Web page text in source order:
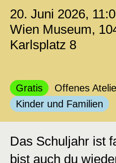
20. Juni 2026,
Wien Museum,
Karlsplatz 8
Kategorie:
Gratis Kategorie:
Offenes
Kategorie:
Kinder und Familien
Das Schuljahr ist
bist auch du